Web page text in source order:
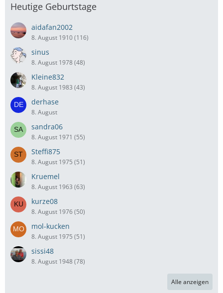
Heutige Geburtstage
aidafan2002
8. August 1910 (116)
sinus
8. August 1978 (48)
Kleine832
8. August 1983 (43)
derhase
8. August
sandra06
8. August 1971 (55)
Steffi875
8. August 1975 (51)
Kruemel
8. August 1963 (63)
kurze08
8. August 1976 (50)
mol-kucken
8. August 1975 (51)
sissi48
8. August 1948 (78)
Alle anzeigen